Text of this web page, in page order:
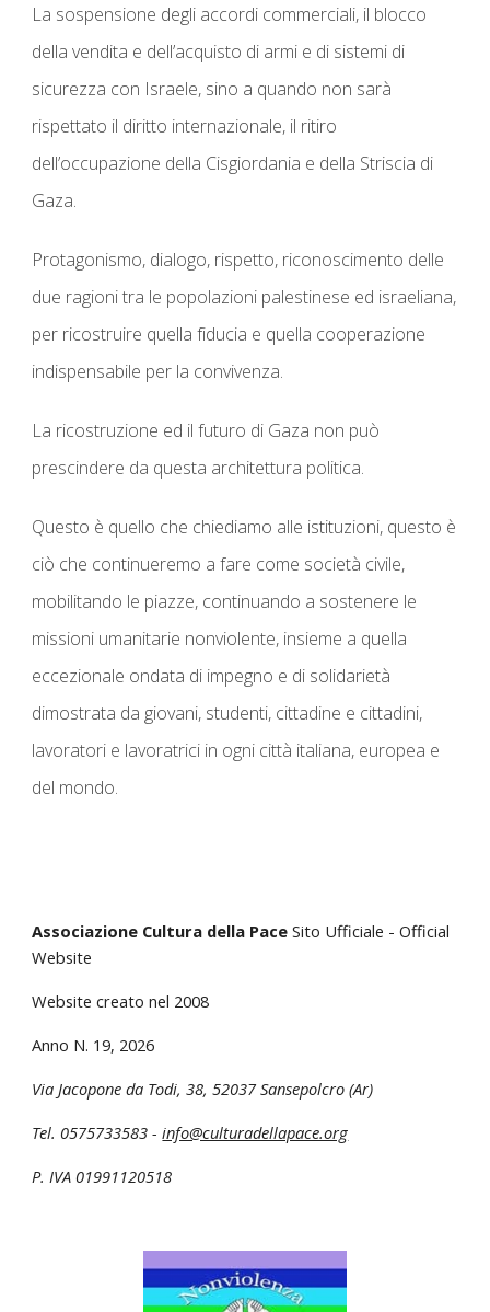
La sospensione degli accordi commerciali, il blocco
della vendita e dell’acquisto di armi e di sistemi di
sicurezza con Israele, sino a quando non sarà
rispettato il diritto internazionale, il ritiro
dell’occupazione della Cisgiordania e della Striscia di
Gaza.
Protagonismo, dialogo, rispetto, riconoscimento delle
due ragionitra le popolazioni palestinese ed israeliana,
per ricostruire quella fiducia e quella cooperazione
indispensabile per la convivenza.
La ricostruzione ed il futuro di Gaza non può
prescindere da questa architettura politica.
Questo è quello che chiediamo alle istituzioni, questo è
ciò che continueremo a fare come società civile,
mobilitando le piazze, continuando a sostenere le
missioni umanitarie nonviolente, insieme a quella
eccezionale ondata di impegno e di solidarietà
dimostrata da giovani, studenti, cittadine e cittadini,
lavoratori e lavoratrici in ogni città italiana, europea e
del mondo.
Associazione Cultura della Pace Sito Ufficiale - Official
Website
Website creato nel 2008
Anno N. 19, 2026
Via Jacopone da Todi, 38,52037 Sansepolcro (Ar)
Tel. 0575733583 - info@culturadellapace.org
P. IVA 01991120518